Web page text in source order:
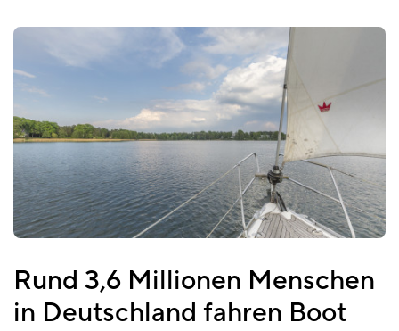
Rund 3,6 Millionen Menschen
in Deutschland fahren Boot